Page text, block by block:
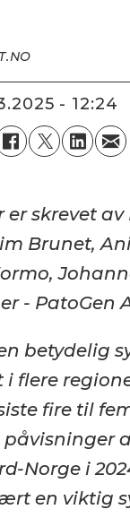
- 12:24
er skrevet av
Brunet,
- PatoGen
betydelig
flere
fire til
Norge i
en viktig